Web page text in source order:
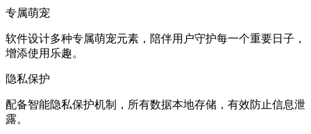
专属萌宠
软件设计多种专属萌宠元素，陪伴用户守护每一个重要日子，
增添使用乐趣。
隐私保护
配备智能隐私保护机制，所有数据本地存储，有效防止信息泄
露。